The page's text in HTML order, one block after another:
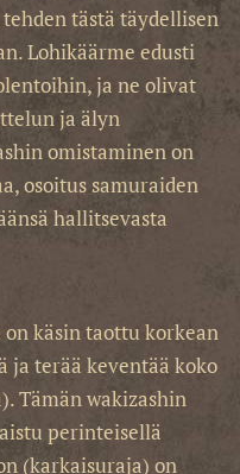
tästä täydellisen
Lohikäärme edusti
ja ne olivat
ja älyn
omistaminen on
osoitus samuraiden
hallitsevasta
käsin taottu korkean
ja terää keventää koko
Tämän wakizashin
perinteisellä
(karkaisuraja) on